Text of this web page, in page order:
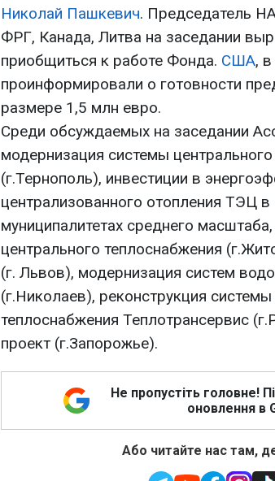
Николай Пашкевич. Председатель
ФРГ, Канада, Литва на заседании
приобщиться к работе Фонда. США,
проинформировали о готовности
размере 1,5 млн евро.
Среди обсуждаемых на заседании
модернизация системы
(г.Тернополь), инвестиции в
централизованного отопления ТЭЦ в
муниципалитетах среднего
центрального теплоснабжения
(г. Львов), модернизация систем
(г.Николаев), реконструкция
теплоснабжения Теплотрансервис
проект (г.Запорожье).
Не пропустіть головне!
оновлення в
Або читайте нас там,